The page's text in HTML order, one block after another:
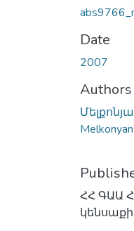
Date
2007
Authors
ՀՀ ԳԱԱ